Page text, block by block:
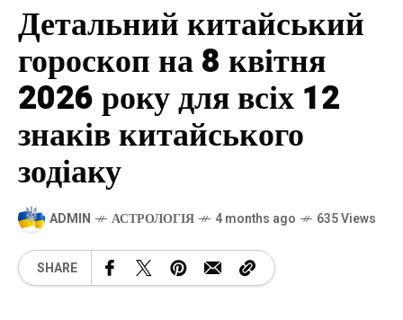
Детальний китайський
гороскоп на 8 квітня
2026 року для всіх 12
знаків китайського
зодіаку
ADMIN АСТРОЛОГІЯ 4 months ago 635 Views
SHARE